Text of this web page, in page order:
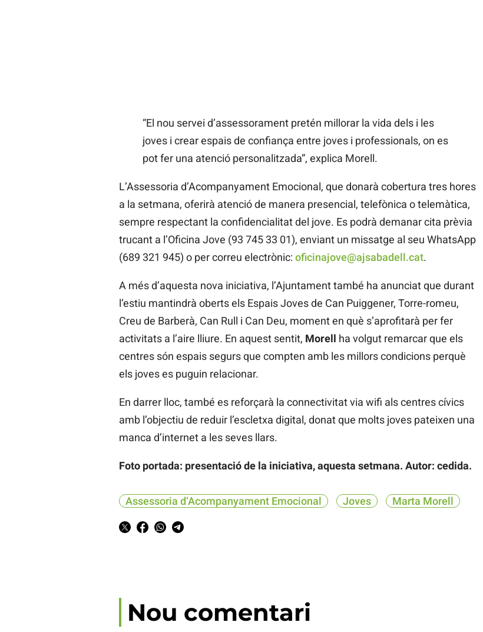
“El nou servei d’assessorament pretén millorar la vida dels i les
joves i crear espais de confiança entre joves i professionals, on es
pot fer una atenció personalitzada”, explica Morell.
L’Assessoria d’Acompanyament Emocional, que donarà cobertura tres hores
a la setmana, oferirà atenció de manera presencial, telefònica o telemàtica,
sempre respectant la confidencialitat del jove. Es podrà demanar cita prèvia
trucant a l’Oficina Jove (93 745 33 01), enviant un missatge al seu WhatsApp
(689 321 945) o per correu electrònic: oficinajove@ajsabadell.cat.
A més d’aquesta nova iniciativa, l’Ajuntament també ha anunciat que durant
l’estiu mantindrà oberts els Espais Joves de Can Puiggener, Torre-romeu,
Creu de Barberà, Can Rull i Can Deu, moment en què s’aprofitarà per fer
activitats a l’aire lliure. En aquest sentit, Morell ha volgut remarcar que els
centres són espais segurs que compten amb les millors condicions perquè
els joves es puguin relacionar.
En darrer lloc, també es reforçarà la connectivitat via wifi als centres cívics
amb l’objectiu de reduir l’escletxa digital, donat que molts joves pateixen una
manca d’internet a les seves llars.
Foto portada: presentació de la iniciativa, aquesta setmana. Autor: cedida.
Assessoria d’Acompanyament Emocional Joves Marta Morell
Nou comentari